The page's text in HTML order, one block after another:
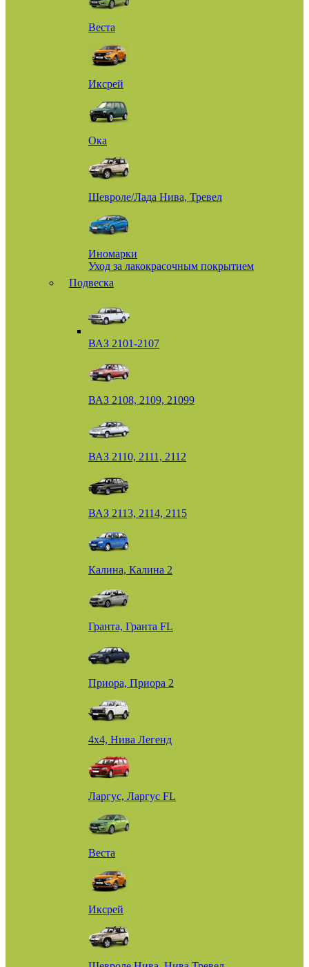
Веста
Иксрей
Ока
Шевроле/Лада Нива, Тревел
Иномарки
Уход за лакокрасочным покрытием
Подвеска
ВАЗ 2101-2107
ВАЗ 2108, 2109, 21099
ВАЗ 2110, 2111, 2112
ВАЗ 2113, 2114, 2115
Калина, Калина 2
Гранта, Гранта FL
Приора, Приора 2
4х4, Нива Легенд
Ларгус, Ларгус FL
Веста
Иксрей